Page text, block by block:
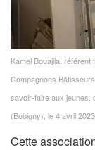
Kamel Bouajila,
Compagnons
savoir-faire aux jeunes,
(Bobigny), le 4 avril 2023.
Cette